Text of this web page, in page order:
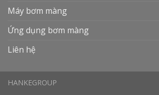
Máy bơm màng
Ứng dụng bơm màng
Liên hệ
HANKEGROUP